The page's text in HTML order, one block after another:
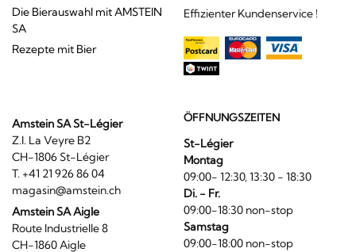
Die Bierauswahl mit AMSTEIN
SA
Rezepte mit Bier
Effizienter Kundenservice !
Amstein SA St-Légier
Z.I. La Veyre B2
CH-1806 St-Légier
T. +41 21 926 86 04
magasin@amstein.ch
Amstein SA Aigle
Route Industrielle 8
CH-1860 Aigle
ÖFFNUNGSZEITEN
St-Légier
Montag
09:00- 12:30, 13:30 - 18:30
Di. - Fr.
09:00-18:30 non-stop
Samstag
09:00-18:00 non-stop